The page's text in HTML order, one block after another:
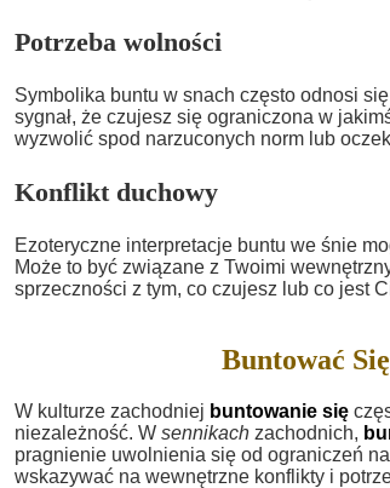
Potrzeba wolności
Symbolika buntu w snach często odnosi
sygnał, że czujesz się ograniczona w
wyzwolić spod narzuconych norm lub
Konflikt duchowy
Ezoteryczne interpretacje buntu we śnie
Może to być związane z Twoimi
sprzeczności z tym, co czujesz lub co jest
Buntować
W kulturze zachodniej buntowanie się
niezależność. W sennikach zachodnich,
pragnienie uwolnienia się od ograniczeń
wskazywać na wewnętrzne konflikty i